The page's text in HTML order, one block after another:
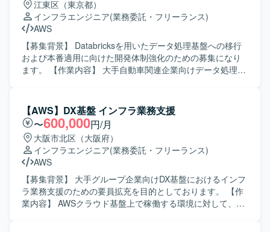
きるサーバエンジニアとして主体的に業務を遂行できる方
を求めております。 チームメンバーと連携しながら安定し
た基盤運用に取り組める方を求めております。 【ポジショ
ンの魅力】 マネージドクラウドおよびプライベートクラウ
ドなど、多様なインフラ基盤の設計・構築・運用に関わる
ことができる環境です。 AWSをはじめとしたクラウド基盤
Serverを中心としたサーバ環境での設計・構築・運用を行
います。 AWSを活用したクラウド基盤およびプライベート
クラウド基盤上でのサーバ運用を行います。
江東区（東京都）
インフラエンジニア(業務委託・フリーランス)
AWS
【募集背景】 Databricksを用いたデータ処理基盤への移行
および本番適用に向けた開発体制強化のための募集になり
ます。 【作業内容】 大手自動車関連企業向けデータ処理基
なかった要件をDatabricksで実現するため、本番適用に向け
た運用設計およびインフラ基盤構築を行っていただきま
す。 具体的には、各サービス開発者に対するDatabricks移
行に向けた支援や各種調整、Databricks環境での運用設計お
よび運用手順書の作成、AWSおよびTerraform等を用いたイ
ンフラ基盤環境の構築などを実施していただきます。 【求
める人物像】 関係部署や開発者とのコミュニケーションを
円滑に行いながら、主体的に課題整理と調整を進めていた
だける方を求めております。 【ポジションの魅力】
【AWS】DX基盤 インフラ業務支援
〜600,000円/月
大阪市北区（大阪府）
インフラエンジニア(業務委託・フリーランス)
AWS
【募集背景】 大手グループ企業向けDX基盤におけるインフ
ラ業務支援のための要員拡充を目的としております。 【作
業内容】 AWSクラウド基盤上で稼働する環境に対して、イ